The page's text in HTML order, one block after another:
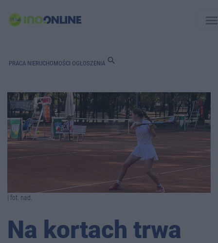
PRACA NIERUCHOMOŚCI OGŁOSZENIA search
| fot. nad.
Na kortach trwa